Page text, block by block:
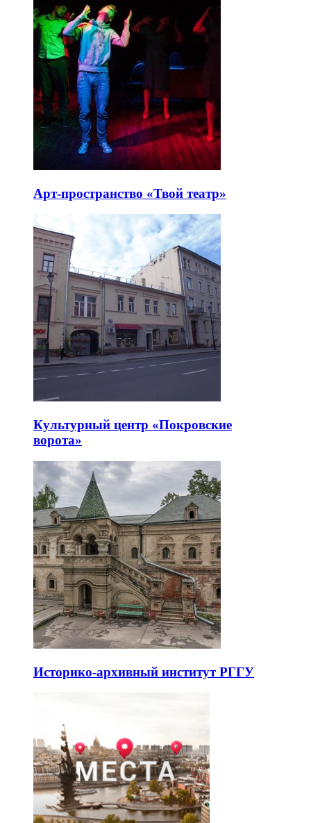
Арт-пространство «Твой театр»
Культурный центр «Покровские
ворота»
Историко-архивный институт РГГУ